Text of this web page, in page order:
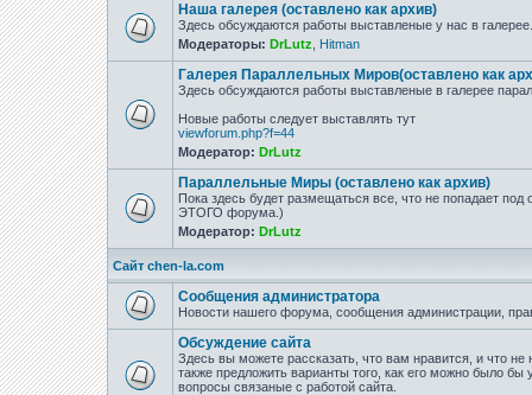
Наша галерея (оставлено как архив)
Здесь обсуждаются работы выставленые у нас в галерее.
Модераторы: DrLutz Hitman
Галерея Параллельных Миров(оставлено как
Здесь обсуждаются работы выставленые в галерее
Новые работы следует выставлять тут
viewforum.php?f=44
Модератор: DrLutz
Параллельные Миры (оставлено как архив)
Пока здесь будет размещаться все, что не попадает
ЭТОГО форума.)
Модератор: DrLutz
Сайт chen-la.com
Сообщения администратора
Новости нашего форума, сообщения администрации,
Обсуждение сайта
Здесь вы можете рассказать, что вам нравится, и что не
также предложить варианты того, как его можно было бы
вопросы связаные с работой сайта.